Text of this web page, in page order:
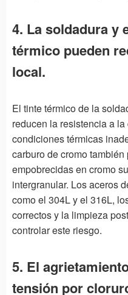
4. La soldadura y
térmico pueden
local.
El tinte térmico de la
reducen la resistencia a
condiciones térmicas
carburo de cromo
empobrecidas en cromo
intergranular. Los aceros
como el 304L y el 316L,
correctos y la limpieza
controlar este riesgo.
5. El
tensión por